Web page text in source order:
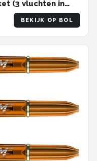
(3 vluchten in
BEKIJK OP BOL